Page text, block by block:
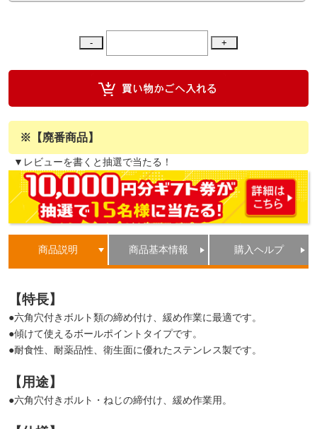
※【廃番商品】
▼レビューを書くと抽選で当たる！
商品説明 商品基本情報 購入ヘルプ
【特長】
●六角穴付きボルト類の締め付け、緩め作業に最適です。
●傾けて使えるボールポイントタイプです。
●耐食性、耐薬品性、衛生面に優れたステンレス製です。
【用途】
●六角穴付きボルト・ねじの締付け、緩め作業用。